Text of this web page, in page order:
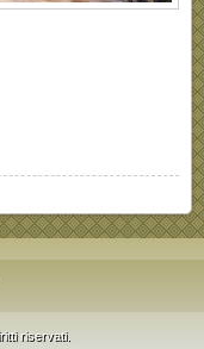
riservati.